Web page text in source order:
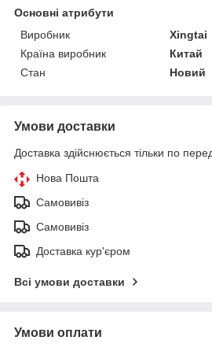
Основні атрибути
Виробник
Xingtai
Країна виробник
Китай
Стан
Новий
Умови доставки
Доставка здійснюється тільки по
Нова Пошта
Самовивіз
Самовивіз
Доставка кур'єром
Всі умови доставки
Умови оплати